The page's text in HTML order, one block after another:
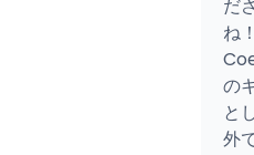
だ
ね
の
と
外